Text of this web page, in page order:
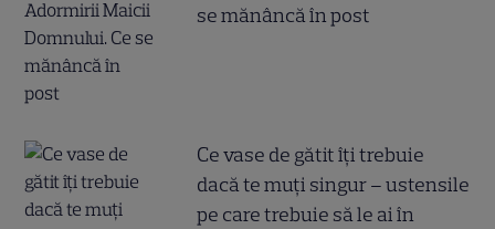
se mănâncă în post
Ce vase de gătit îți trebuie
dacă te muți singur – ustensile
pe care trebuie să le ai în